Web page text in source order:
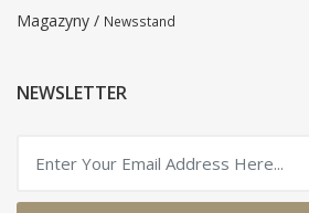
Magazyny / Newsstand
NEWSLETTER